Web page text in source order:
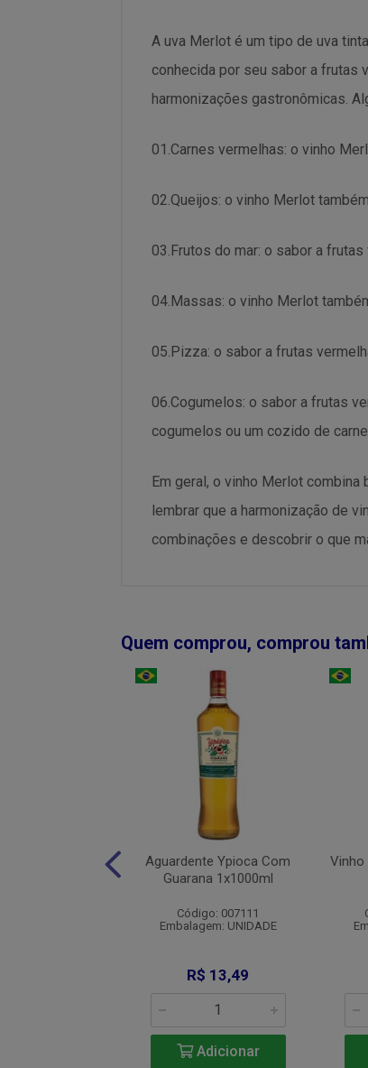
A uva Merlot é um tipo de uva
conhecida por seu sabor a frutas
harmonizações gastronômicas.
01.Carnes vermelhas: o vinho
02.Queijos: o vinho Merlot
03.Frutos do mar: o sabor a
04.Massas: o vinho Merlot
05.Pizza: o sabor a frutas
06.Cogumelos: o sabor a frutas
cogumelos ou um cozido de
Em geral, o vinho Merlot
lembrar que a harmonização de
combinações e descobrir o que
Quem comprou, comprou
Aguardente Ypioca Com
Guarana 1x1000ml
Código: 007111
Embalagem: UNIDADE
R$ 13,49
Adicionar
Vinho